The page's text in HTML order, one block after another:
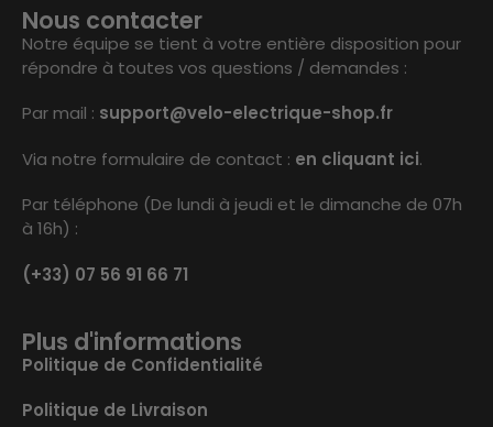
Nous contacter
Notre équipe se tient à votre entière disposition pour
répondre à toutes vos questions / demandes :
Par mail : support@velo-electrique-shop.fr
Via notre formulaire de contact : en cliquant ici.
Par téléphone (De lundi à jeudi et le dimanche de 07h
à 16h) :
(+33) 07 56 91 66 71
Plus d'informations
Politique de Confidentialité
Politique de Livraison